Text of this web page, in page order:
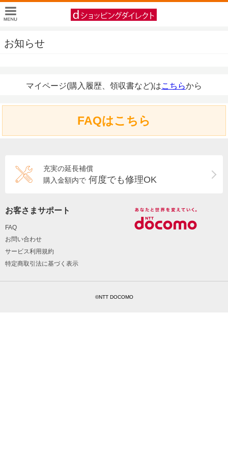
お知らせ
マイページ(購入履歴、領収書など)はこちらから
FAQはこちら
充実の延長補償
購入金額内で 何度でも修理OK
お客さまサポート
FAQ
お問い合わせ
サービス利用規約
特定商取引法に基づく表示
©NTT DOCOMO